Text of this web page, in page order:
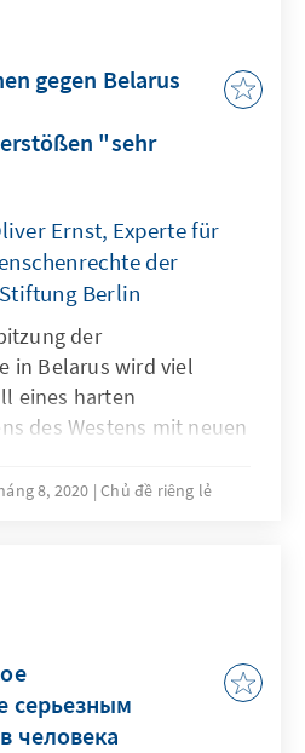
gegen Belarus
"sehr
Ernst, Experte für
der
Berlin
der
in Belarus wird viel
eines harten
des Westens mit neuen
wie wahrscheinlich
8, 2020 Chủ đề riêng lẻ
серьезным
человека